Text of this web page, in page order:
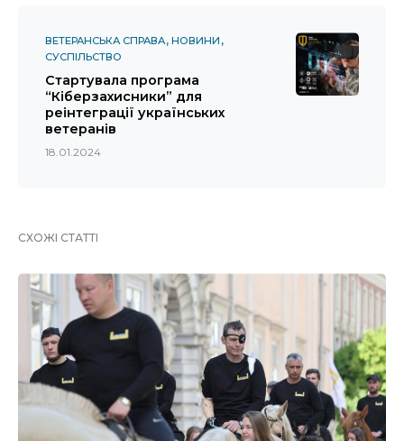
ВЕТЕРАНСЬКА СПРАВА НОВИНИ
СУСПІЛЬСТВО
Стартувала програма
“Кіберзахисники” для
реінтеграції українських
ветеранів
18.01.2024
СХОЖІ СТАТТІ